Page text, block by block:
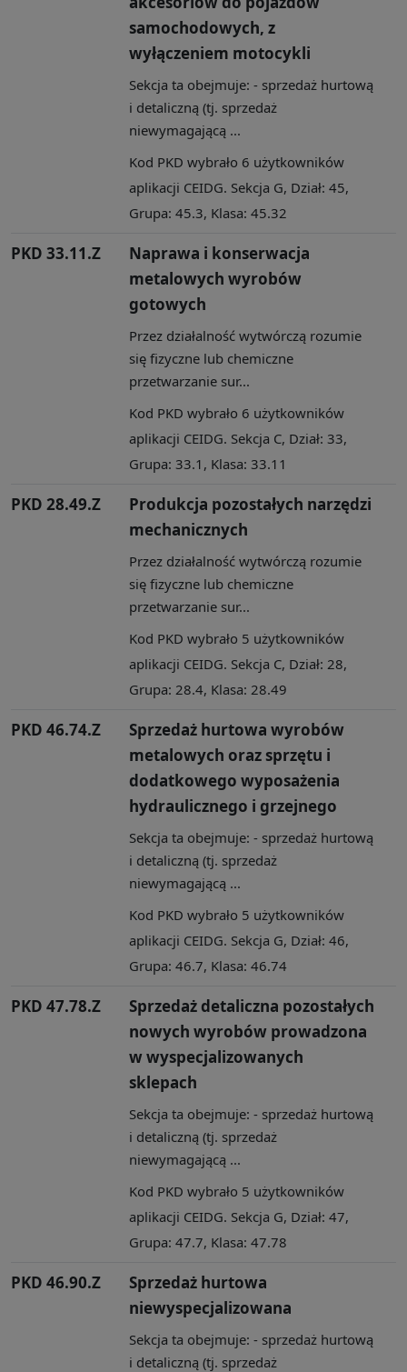
samochodowych, z
wyłączeniem motocykli
Sekcja ta obejmuje: - sprzedaż hurtową
i detaliczną (tj. sprzedaż
niewymagającą ...
Kod PKD wybrało 6 użytkowników
aplikacji CEIDG. Sekcja G, Dział: 45,
Grupa: 45.3, Klasa: 45.32
PKD 33.11.Z
Naprawa i konserwacja
metalowych wyrobów
gotowych
Przez działalność wytwórczą rozumie
się fizyczne lub chemiczne
przetwarzanie sur...
Kod PKD wybrało 6 użytkowników
aplikacji CEIDG. Sekcja C, Dział: 33,
Grupa: 33.1, Klasa: 33.11
PKD 28.49.Z
Produkcja pozostałych narzędzi
mechanicznych
Przez działalność wytwórczą rozumie
się fizyczne lub chemiczne
przetwarzanie sur...
Kod PKD wybrało 5 użytkowników
aplikacji CEIDG. Sekcja C, Dział: 28,
Grupa: 28.4, Klasa: 28.49
PKD 46.74.Z
Sprzedaż hurtowa wyrobów
metalowych oraz sprzętu i
dodatkowego wyposażenia
hydraulicznego i grzejnego
Sekcja ta obejmuje: - sprzedaż hurtową
i detaliczną (tj. sprzedaż
niewymagającą ...
Kod PKD wybrało 5 użytkowników
aplikacji CEIDG. Sekcja G, Dział: 46,
Grupa: 46.7, Klasa: 46.74
PKD 47.78.Z
Sprzedaż detaliczna pozostałych
nowych wyrobów prowadzona
w wyspecjalizowanych
sklepach
Sekcja ta obejmuje: - sprzedaż hurtową
i detaliczną (tj. sprzedaż
niewymagającą ...
Kod PKD wybrało 5 użytkowników
aplikacji CEIDG. Sekcja G, Dział: 47,
Grupa: 47.7, Klasa: 47.78
PKD 46.90.Z
Sprzedaż hurtowa
niewyspecjalizowana
Sekcja ta obejmuje: - sprzedaż hurtową
i detaliczną (tj. sprzedaż